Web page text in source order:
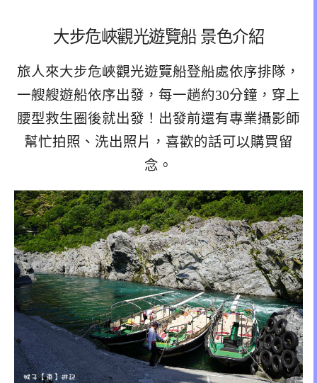
大步危峽觀光遊覽船 景色介紹
旅人來大步危峽觀光遊覽船登船處依序排隊，
一艘艘遊船依序出發，每一趟約30分鐘，穿上
腰型救生圈後就出發！出發前還有專業攝影師
幫忙拍照、洗出照片，喜歡的話可以購買留
念。